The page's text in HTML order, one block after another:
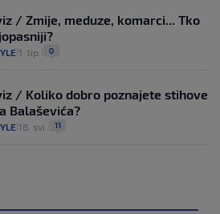
/ Zmije, meduze, komarci... Tko
1. lip. 0
/ Koliko dobro poznajete stihove
Balaševića?
18. svi. 11